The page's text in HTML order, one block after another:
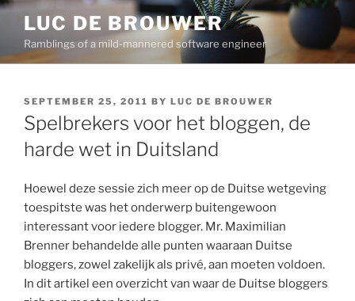
Skip
content
LUC DE BROUWER
Ramblings of a mild-mannered software engineer
POSTED
ON
SEPTEMBER 25, 2011 BY LUC DE BROUWER
Spelbrekers voor het bloggen, de
harde wet in Duitsland
Hoewel deze sessie zich meer op de Duitse wetgeving
toespitste was het onderwerp buitengewoon
interessant voor iedere blogger. Mr. Maximilian
Brenner behandelde alle punten waaraan Duitse
bloggers, zowel zakelijk als privé, aan moeten voldoen.
In dit artikel een overzicht van waar de Duitse bloggers